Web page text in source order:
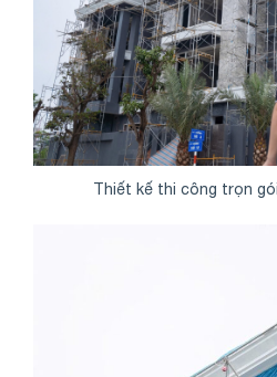
Thiết kế thi công trọn